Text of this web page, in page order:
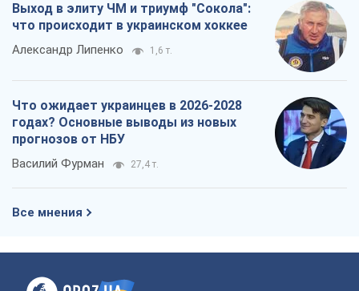
Выход в элиту ЧМ и триумф "Сокола":
что происходит в украинском хоккее
Александр Липенко 1,6 т.
Что ожидает украинцев в 2026-2028
годах? Основные выводы из новых
прогнозов от НБУ
Василий Фурман 27,4 т.
Все мнения